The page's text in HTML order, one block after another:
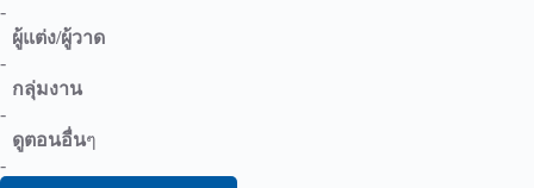
-
ผู้แต่ง/ผู้วาด
-
กลุ่มงาน
-
ดูตอนอื่นๆ
-